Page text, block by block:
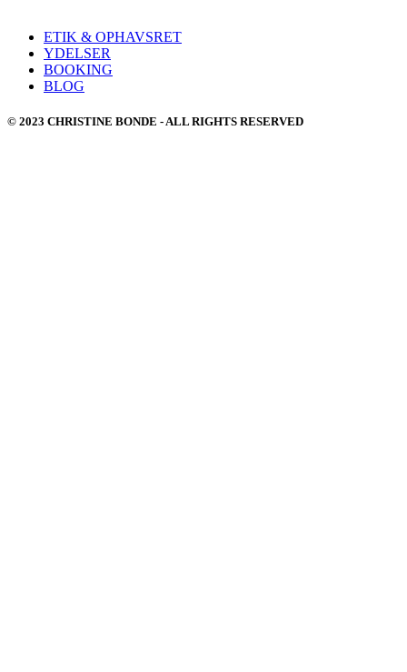
ETIK & OPHAVSRET
YDELSER
BOOKING
BLOG
© 2023 CHRISTINE BONDE - ALL RIGHTS RESERVED